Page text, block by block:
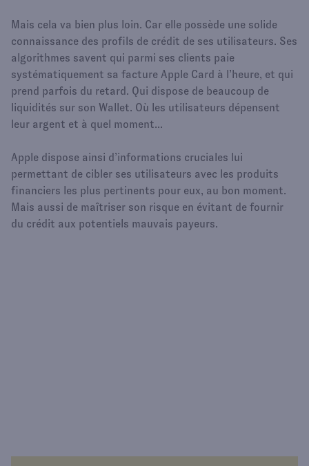
Mais cela va bien plus loin. Car elle possède une solide
connaissance des profils de crédit de ses utilisateurs. Ses
algorithmes savent qui parmi ses clients paie
systématiquement sa facture Apple Card à l’heure, et qui
prend parfois du retard. Qui dispose de beaucoup de
liquidités sur son Wallet. Où les utilisateurs dépensent
leur argent et à quel moment...
Apple dispose ainsi d’informations cruciales lui
permettant de cibler ses utilisateurs avec les produits
financiers les plus pertinents pour eux, au bon moment.
Mais aussi de maîtriser son risque en évitant de fournir
du crédit aux potentiels mauvais payeurs.